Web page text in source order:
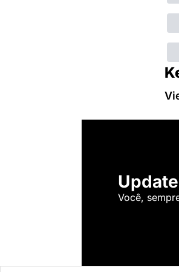
Você,